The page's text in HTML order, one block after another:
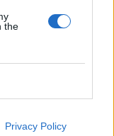
the
Privacy Policy